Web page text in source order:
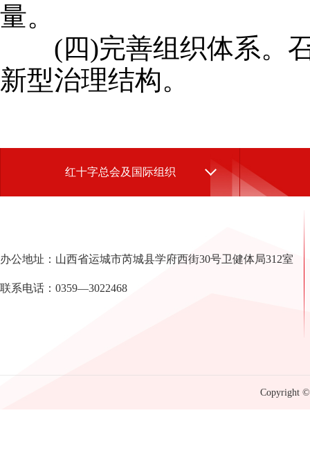
量。
(四)完善组织体系。召
新型治理结构。
红十字总会及国际组织
办公地址：山西省运城市芮城县学府西街30号卫健体局312室
联系电话：0359—3022468
Copyright